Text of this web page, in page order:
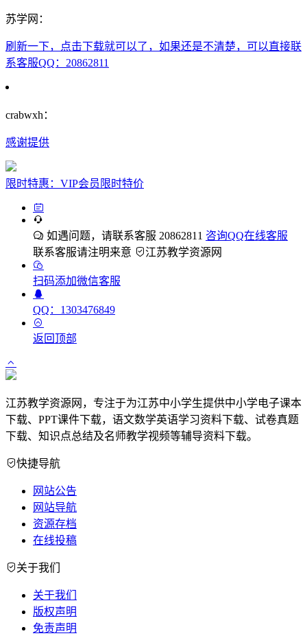
苏学网：
刷新一下，点击下载就可以了，如果还是不清楚，可以直接联
系客服QQ：20862811
crabwxh：
感谢提供
限时特惠：VIP会员限时特价
如遇问题，请联系客服 20862811 咨询QQ在线客服
联系客服请注明来意
江苏教学资源网
扫码添加微信客服
QQ：1303476849
返回顶部
江苏教学资源网，专注于为江苏中小学生提供中小学电子课本
下载、PPT课件下载，语文数学英语学习资料下载、试卷真题
下载、知识点总结及名师教学视频等辅导资料下载。
快捷导航
网站公告
网站导航
资源存档
在线投稿
关于我们
关于我们
版权声明
免责声明